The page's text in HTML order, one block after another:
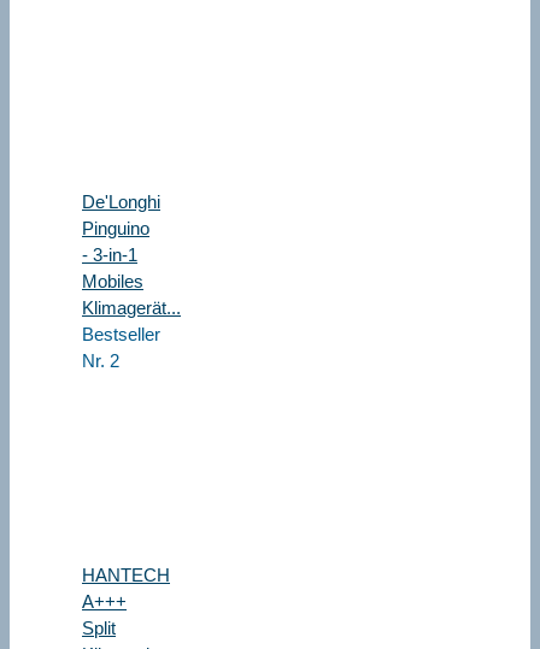
De'Longhi
Pinguino
- 3-in-1
Mobiles
Klimagerät...
Bestseller
Nr. 2
HANTECH
A+++
Split